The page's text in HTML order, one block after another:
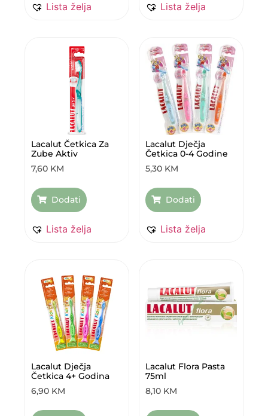
Lista želja Lista želja
Lacalut Četkica Za
Zube Aktiv
7,60 KM
Dodati
Lista želja
Lacalut Dječja
Četkica 0-4 Godine
5,30 KM
Dodati
Lista želja
Lacalut Dječja
Četkica 4+ Godina
6,90 KM
Lacalut Flora Pasta
75ml
8,10 KM